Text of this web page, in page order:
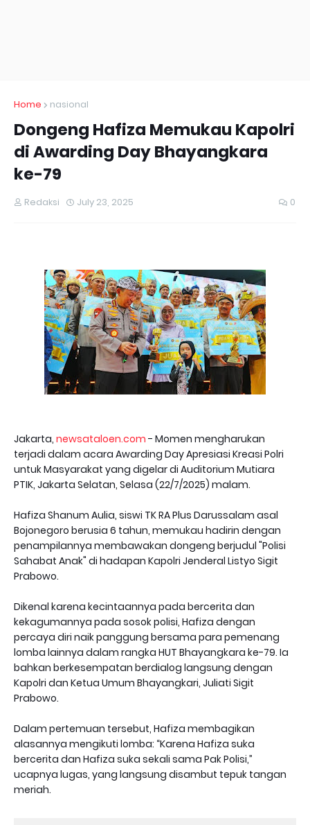
Home nasional
Dongeng Hafiza Memukau Kapolri
di Awarding Day Bhayangkara
ke-79
Redaksi July 23, 2025 0
Jakarta, newsataloen.com - Momen mengharukan
terjadi dalam acara Awarding Day Apresiasi Kreasi Polri
untuk Masyarakat yang digelar di Auditorium Mutiara
PTIK, Jakarta Selatan, Selasa (22/7/2025) malam.
Hafiza Shanum Aulia, siswi TK RA Plus Darussalam asal
Bojonegoro berusia 6 tahun, memukau hadirin dengan
penampilannya membawakan dongeng berjudul "Polisi
Sahabat Anak" di hadapan Kapolri Jenderal Listyo Sigit
Prabowo.
Dikenal karena kecintaannya pada bercerita dan
kekagumannya pada sosok polisi, Hafiza dengan
percaya diri naik panggung bersama para pemenang
lomba lainnya dalam rangka HUT Bhayangkara ke-79. Ia
bahkan berkesempatan berdialog langsung dengan
Kapolri dan Ketua Umum Bhayangkari, Juliati Sigit
Prabowo.
Dalam pertemuan tersebut, Hafiza membagikan
alasannya mengikuti lomba: “Karena Hafiza suka
bercerita dan Hafiza suka sekali sama Pak Polisi,”
ucapnya lugas, yang langsung disambut tepuk tangan
meriah.